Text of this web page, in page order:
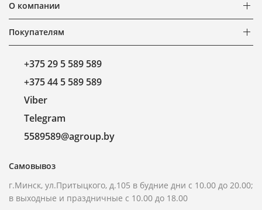
О компании
Покупателям
+375 29 5 589 589
+375 44 5 589 589
Viber
Telegram
5589589@agroup.by
Самовывоз
г.Минск, ул.Притыцкого, д.105 в будние дни с 10.00 до 20.00;
в выходные и праздничные с 10.00 до 18.00